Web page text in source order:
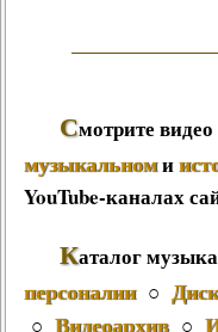
Смотрите
музыкальноми
YouTube-каналах
Каталог
персоналии○
○ Видеоархив○